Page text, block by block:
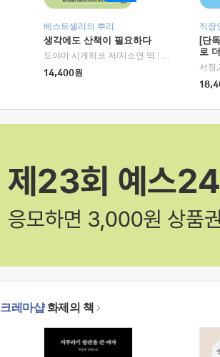
베스트셀러의 뿌리
생각에도 산책이 필요하다
도야마 시게히코 저/지소연 역
알에이치코리
14,400원
직장
[단
로
크레마샵화제의 책